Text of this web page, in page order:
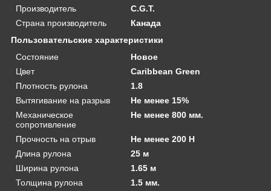
Производитель
C.G.T.
Страна производитель
Канада
Пользовательские характеристики
Состояние
Новое
Цвет
Caribbean Green
Плотность рулона
1.8
Вытягивание на разрыв
Не менее 15%
Механическое
сопротивление
Не менее 800 мм.
Прочность на отрыв
Не менее 200 Н
Длина рулона
25 м
Ширина рулона
1.65 м
Толщина рулона
1.5 мм.